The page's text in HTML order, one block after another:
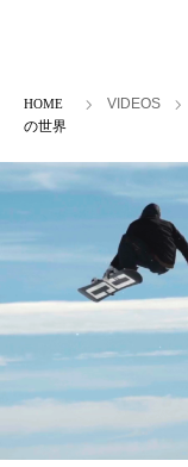
ホームVIDEOS
の世界